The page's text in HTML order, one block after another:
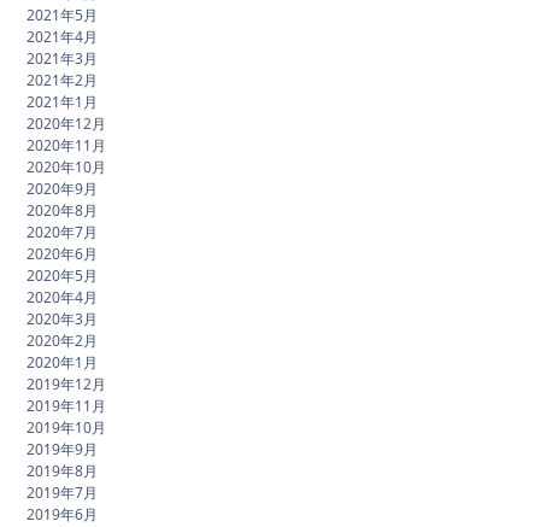
2021年5月
2021年4月
2021年3月
2021年2月
2021年1月
2020年12月
2020年11月
2020年10月
2020年9月
2020年8月
2020年7月
2020年6月
2020年5月
2020年4月
2020年3月
2020年2月
2020年1月
2019年12月
2019年11月
2019年10月
2019年9月
2019年8月
2019年7月
2019年6月